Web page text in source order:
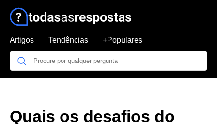
Artigos Tendências +Populares
Quais os desafios do